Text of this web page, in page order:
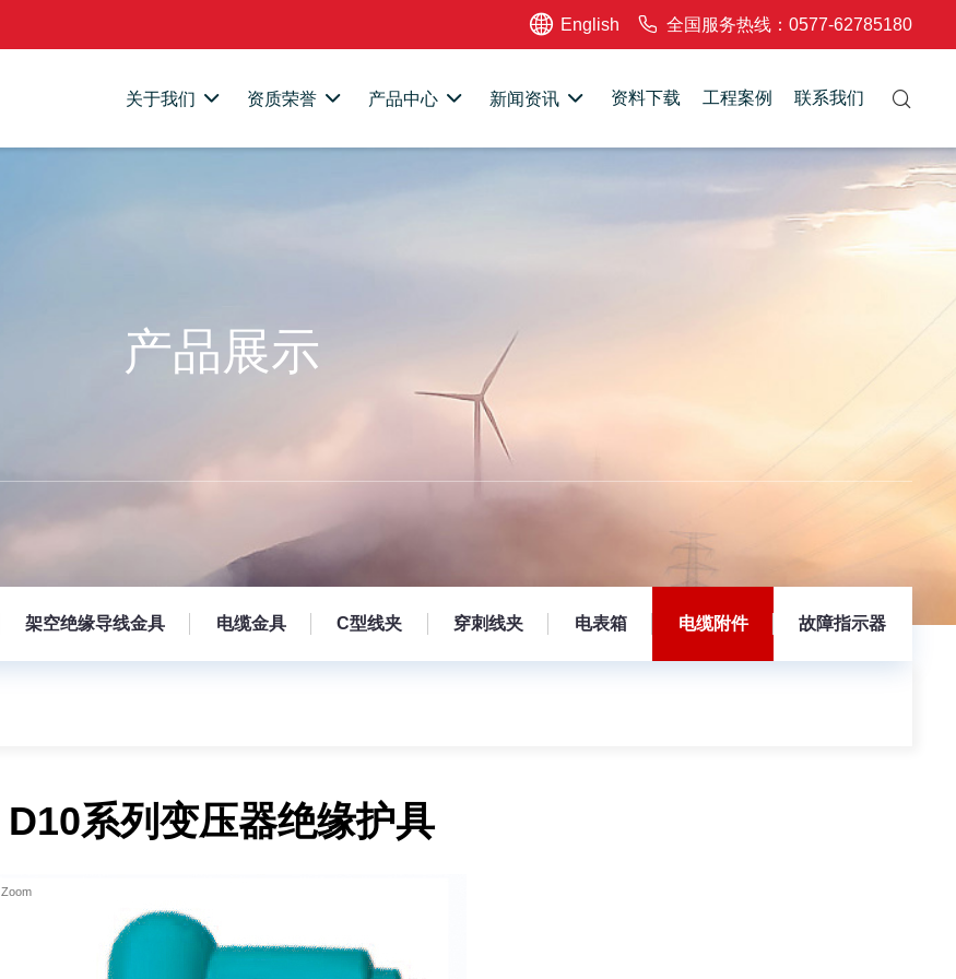
English 全国服务热线：0577-62785180
关于我们 资质荣誉 产品中心 新闻资讯 资料下载 工程案例 联系我们
产品展示
架空绝缘导线金具 电缆金具 C型线夹 穿刺线夹 电表箱 电缆附件 故障指示器
D10系列变压器绝缘护具
Zoom